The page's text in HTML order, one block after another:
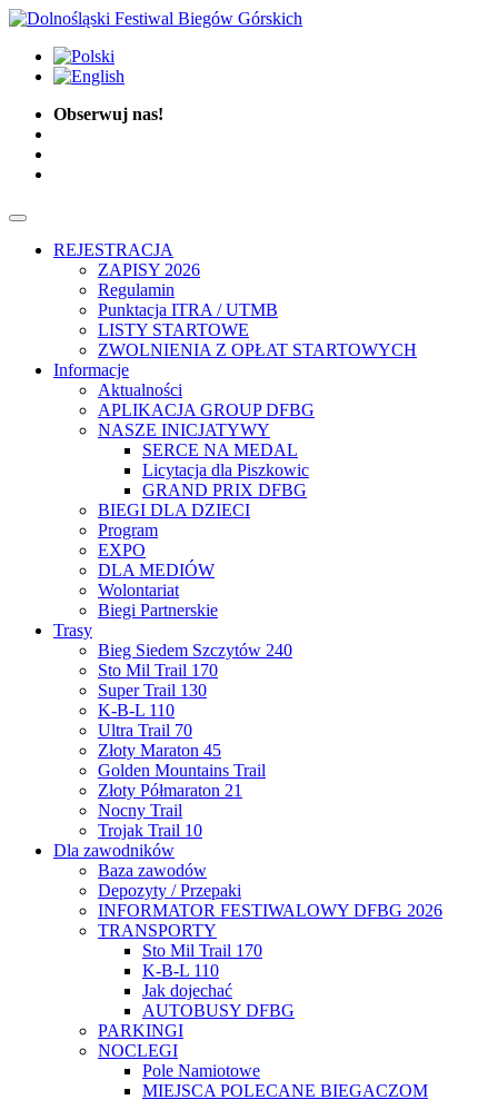
Obserwuj nas!
REJESTRACJA
ZAPISY 2026
Regulamin
Punktacja ITRA / UTMB
LISTY STARTOWE
ZWOLNIENIA Z OPŁAT STARTOWYCH
Informacje
Aktualności
APLIKACJA GROUP DFBG
NASZE INICJATYWY
SERCE NA MEDAL
Licytacja dla Piszkowic
GRAND PRIX DFBG
BIEGI DLA DZIECI
Program
EXPO
DLA MEDIÓW
Wolontariat
Biegi Partnerskie
Trasy
Bieg Siedem Szczytów 240
Sto Mil Trail 170
Super Trail 130
K-B-L 110
Ultra Trail 70
Złoty Maraton 45
Golden Mountains Trail
Złoty Półmaraton 21
Nocny Trail
Trojak Trail 10
Dla zawodników
Baza zawodów
Depozyty / Przepaki
INFORMATOR FESTIWALOWY DFBG 2026
TRANSPORTY
Sto Mil Trail 170
K-B-L 110
Jak dojechać
AUTOBUSY DFBG
PARKINGI
NOCLEGI
Pole Namiotowe
MIEJSCA POLECANE BIEGACZOM